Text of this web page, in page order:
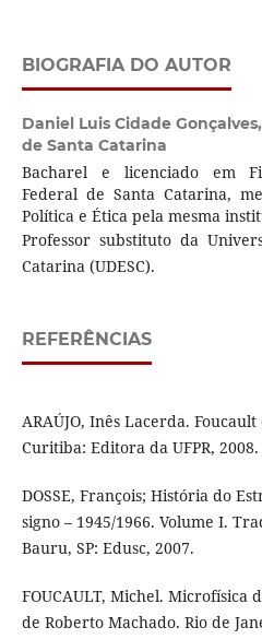
BIOGRAFIA DO AUTOR
Daniel Luis Cidade Gonçalves,
de Santa Catarina
Bacharel e licenciado em
Federal de Santa Catarina,
Política e Ética pela mesma
Professor substituto da
Catarina (UDESC).
REFERÊNCIAS
ARAÚJO, Inês Lacerda.
Curitiba: Editora da UFPR, 2008.
DOSSE, François; História do
signo – 1945/1966. Volume I.
Bauru, SP: Edusc, 2007.
FOUCAULT, Michel. Microfísica
de Roberto Machado. Rio de